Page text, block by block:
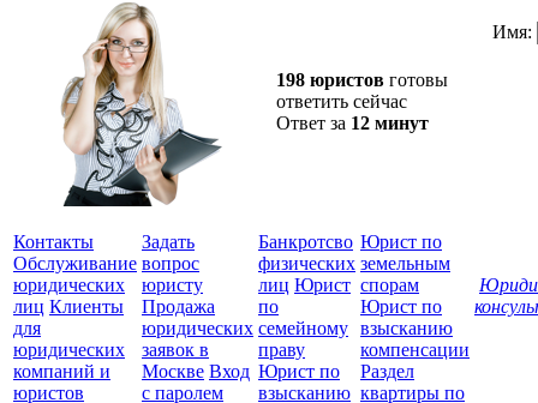
198 юристов готовы
ответить сейчас
Ответ за 12 минут
Имя:
Контакты
Обслуживание
юридических
лиц Клиенты
для
юридических
компаний и
юристов
Задать
вопрос
юристу
Продажа
юридических
заявок в
Москве Вход
с паролем
Банкротсво
физических
лиц Юрист
по
семейному
праву
Юрист по
взысканию
Юрист по
земельным
спорам
Юрист по
взысканию
компенсации
Раздел
квартиры по